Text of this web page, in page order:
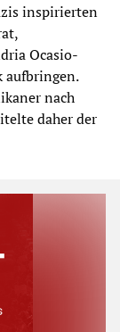
inspirierten
Ocasio-
aufbringen.
nach
daher der